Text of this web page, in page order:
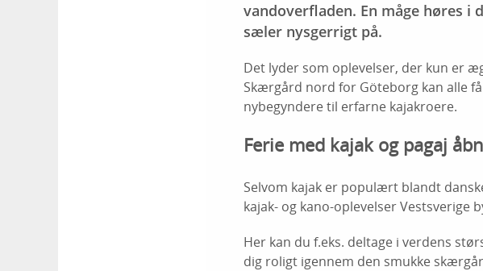
vandoverfladen. En måge høres i
sæler nysgerrigt på.
Det lyder som oplevelser, der kun er
Skærgård nord for Göteborg kan alle
nybegyndere til erfarne kajakroere.
Ferie med kajak og pagaj
Selvom kajak er populært blandt
kajak- og kano-oplevelser Vestsverige
Her kan du f.eks. deltage i verdens
dig roligt igennem den smukke